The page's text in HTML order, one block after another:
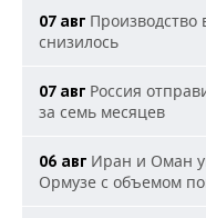
07 авг Производство
снизилось
07 авг Россия
за семь месяцев
06 авг Иран и Оман
Ормузе с объемом